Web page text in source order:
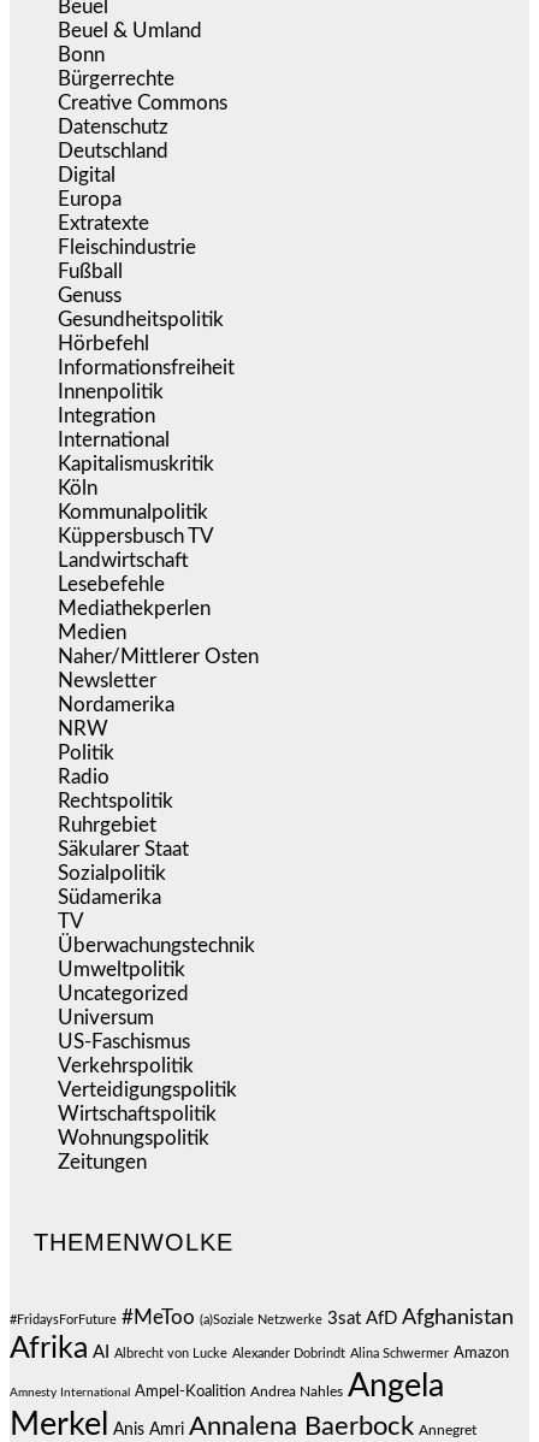
Beuel
Beuel & Umland
Bonn
Bürgerrechte
Creative Commons
Datenschutz
Deutschland
Digital
Europa
Extratexte
Fleischindustrie
Fußball
Genuss
Gesundheitspolitik
Hörbefehl
Informationsfreiheit
Innenpolitik
Integration
International
Kapitalismuskritik
Köln
Kommunalpolitik
Küppersbusch TV
Landwirtschaft
Lesebefehle
Mediathekperlen
Medien
Naher/Mittlerer Osten
Newsletter
Nordamerika
NRW
Politik
Radio
Rechtspolitik
Ruhrgebiet
Säkularer Staat
Sozialpolitik
Südamerika
TV
Überwachungstechnik
Umweltpolitik
Uncategorized
Universum
US-Faschismus
Verkehrspolitik
Verteidigungspolitik
Wirtschaftspolitik
Wohnungspolitik
Zeitungen
THEMENWOLKE
#FridaysForFuture #MeToo (a)Soziale Netzwerke 3sat AfD Afghanistan
Afrika AI Albrecht von Lucke Alexander Dobrindt Alina Schwermer Amazon
Amnesty International Ampel-Koalition Andrea Nahles Angela
Merkel
Anis Amri Annalena Baerbock Annegret